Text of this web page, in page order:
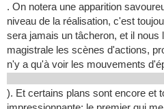
. On notera une apparition
niveau de la réalisation, c'est
sera jamais un tâcheron, et il nous
magistrale les scènes d'actions,
n'y a qu'à voir les mouvements
). Et certains plans sont encore et